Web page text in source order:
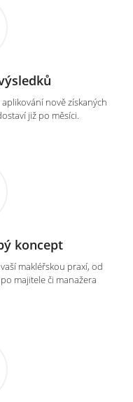
nově získaných
již po měsíci.
koncept
makléřskou praxí, od
majitele či manažera